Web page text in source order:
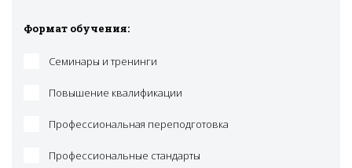
Формат обучения:
Семинары и тренинги
Повышение квалификации
Профессиональная переподготовка
Профессиональные стандарты